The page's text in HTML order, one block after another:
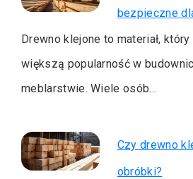
bezpieczne
Drewno klejone to materiał,
większą popularność w
meblarstwie. Wiele osób…
Czy drewno
obróbki?